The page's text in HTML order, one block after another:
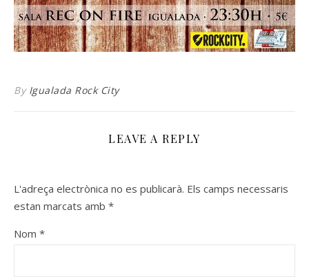
By Igualada Rock City
LEAVE A REPLY
L'adreça electrònica no es publicarà. Els camps necessaris
estan marcats amb *
Nom *